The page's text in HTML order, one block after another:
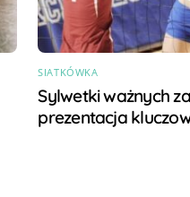
SIATKÓWKA
Sylwetki ważnych
prezentacja